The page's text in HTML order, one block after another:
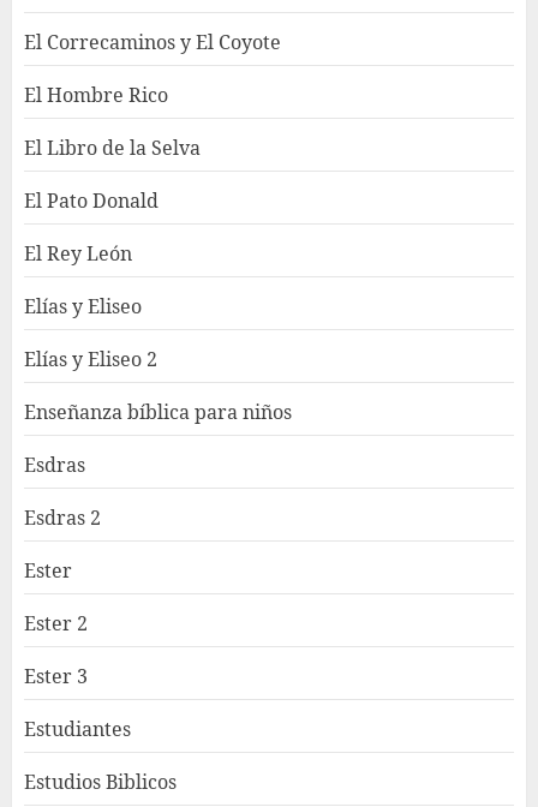
El Correcaminos y El Coyote
El Hombre Rico
El Libro de la Selva
El Pato Donald
El Rey León
Elías y Eliseo
Elías y Eliseo 2
Enseñanza bíblica para niños
Esdras
Esdras 2
Ester
Ester 2
Ester 3
Estudiantes
Estudios Biblicos